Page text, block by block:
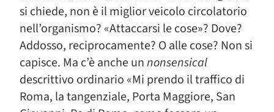
si chiede, non è il miglior veicolo circolatorio
nell’organismo? «Attaccarsi le cose»? Dove?
Addosso, reciprocamente? O alle cose? Non si
capisce. Ma c’è anche unnonsensical
descrittivo ordinario «Mi prendo il traffico di
Roma, la tangenziale, Porta Maggiore, San